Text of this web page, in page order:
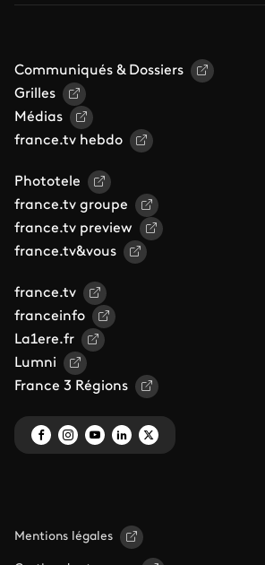
Communiqués & Dossiers
Grilles
Médias
france.tv hebdo
Phototele
france.tv groupe
france.tv preview
france.tv&vous
france.tv
franceinfo
La1ere.fr
Lumni
France 3 Régions
Mentions légales